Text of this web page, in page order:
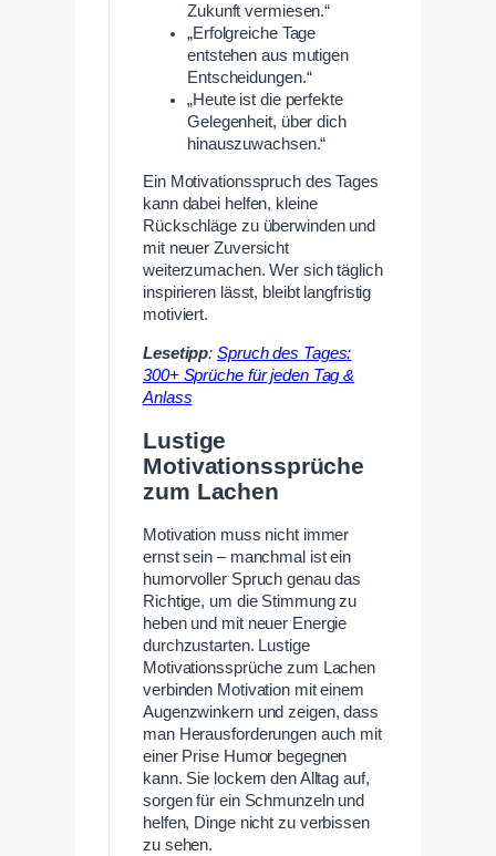
Zukunft vermiesen.“
„Erfolgreiche Tage
entstehen aus mutigen
Entscheidungen.“
„Heute ist die perfekte
Gelegenheit, über dich
hinauszuwachsen.“
Ein Motivationsspruch des Tages
kann dabei helfen, kleine
Rückschläge zu überwinden und
mit neuer Zuversicht
weiterzumachen. Wer sich täglich
inspirieren lässt, bleibt langfristig
motiviert.
Lesetipp:Spruch des Tages:
300+ Sprüche für jeden Tag &
Anlass
Lustige
Motivationssprüche
zum Lachen
Motivation muss nicht immer
ernst sein – manchmal ist ein
humorvoller Spruch genau das
Richtige, um die Stimmung zu
heben und mit neuer Energie
durchzustarten. Lustige
Motivationssprüche zum Lachen
verbinden Motivation mit einem
Augenzwinkern und zeigen, dass
man Herausforderungen auch mit
einer Prise Humor begegnen
kann. Sie lockern den Alltag auf,
sorgen für ein Schmunzeln und
helfen, Dinge nicht zu verbissen
zu sehen.